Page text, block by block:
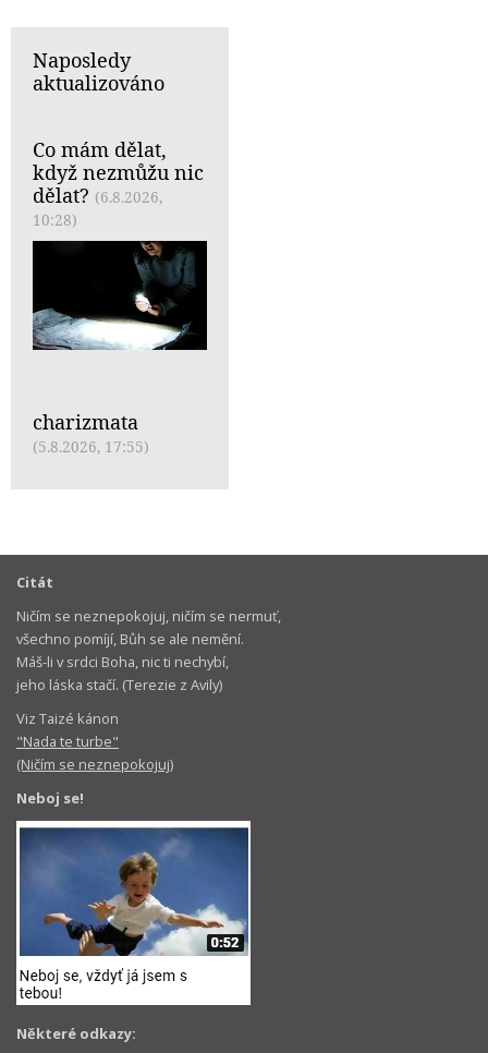
Naposledy
aktualizováno
Co mám dělat,
když nezmůžu nic
dělat? (6.8.2026,
10:28)
charizmata
(5.8.2026, 17:55)
Citát
Ničím se neznepokojuj, ničím se nermuť,
všechno pomíjí, Bůh se ale nemění.
Máš-li v srdci Boha, nic ti nechybí,
jeho láska stačí. (Terezie z Avily)
Viz Taizé kánon
"Nada te turbe"
(Ničím se neznepokojuj)
Neboj se!
Některé odkazy: